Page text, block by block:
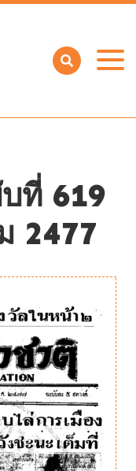
Open
ที่ 619
2477